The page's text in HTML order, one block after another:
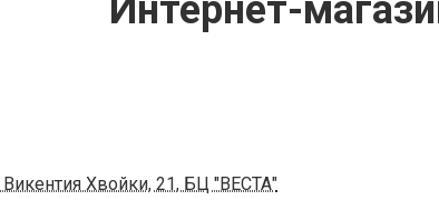
Интернет-
Хвойки, 21, БЦ "ВЕСТА"